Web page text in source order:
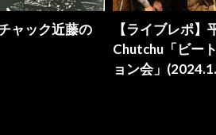
】平井
トルズセッシ
【ライブレポ】
ラウンジB♭「
イト」(2024/2/